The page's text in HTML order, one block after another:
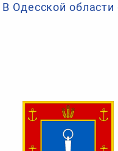
В Одесской